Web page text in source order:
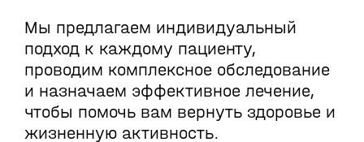
Мы предлагаем индивидуальный
подход к каждому пациенту,
проводим комплексное обследование
и назначаем эффективное лечение,
чтобы помочь вам вернуть здоровье и
жизненную активность.